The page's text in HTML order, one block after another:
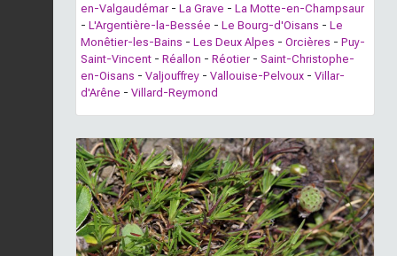
en-Valgaudémar - La Grave - La Motte-en-Champsaur
- L'Argentière-la-Bessée - Le Bourg-d'Oisans - Le
Monêtier-les-Bains - Les Deux Alpes - Orcières - Puy-
Saint-Vincent - Réallon - Réotier - Saint-Christophe-
en-Oisans - Valjouffrey - Vallouise-Pelvoux - Villar-
d'Arêne - Villard-Reymond